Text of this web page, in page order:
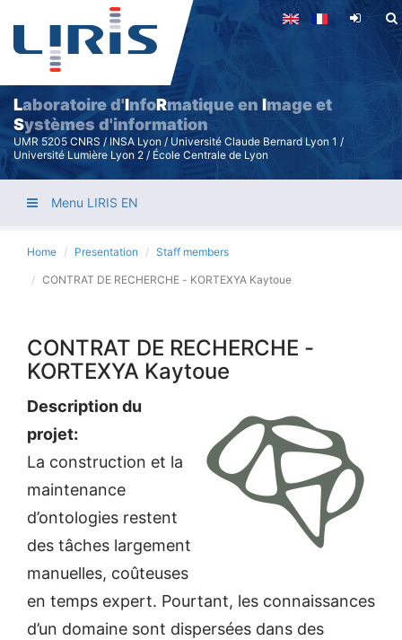
Skip
content
Laboratoire d'InfoRmatique en Image et
Systèmes d'information
UMR 5205 CNRS / INSA Lyon / Université Claude Bernard Lyon 1 /
Université Lumière Lyon 2 / École Centrale de Lyon
Menu LIRIS EN
Home Presentation Staff members
CONTRAT DE RECHERCHE - KORTEXYA Kaytoue
CONTRAT DE RECHERCHE -
KORTEXYA Kaytoue
Description du
projet:
La construction et la
maintenance
d’ontologies restent
des tâches largement
manuelles, coûteuses
en temps expert. Pourtant, les connaissances
d’un domaine sont dispersées dans des